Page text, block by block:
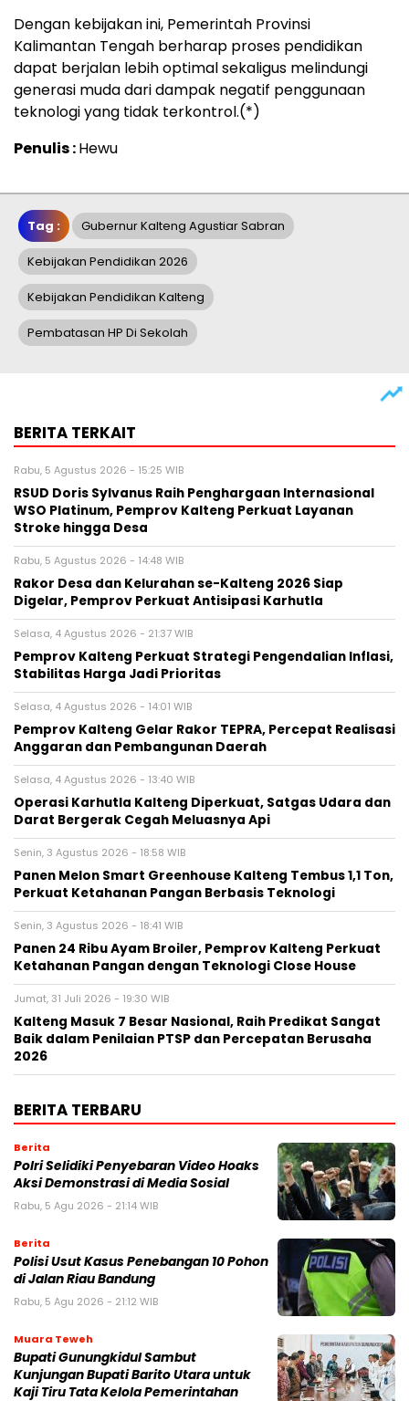
Dengan kebijakan ini, Pemerintah Provinsi
Kalimantan Tengah berharap proses pendidikan
dapat berjalan lebih optimal sekaligus melindungi
generasi muda dari dampak negatif penggunaan
teknologi yang tidak terkontrol.(*)
Penulis :Hewu
Tag : Gubernur Kalteng Agustiar Sabran
Kebijakan Pendidikan 2026
Kebijakan Pendidikan Kalteng
Pembatasan HP Di Sekolah
BERITA TERKAIT
Rabu, 5 Agustus 2026 - 15:25 WIB
RSUD Doris Sylvanus Raih Penghargaan Internasional
WSO Platinum, Pemprov Kalteng Perkuat Layanan
Stroke hingga Desa
Rabu, 5 Agustus 2026 - 14:48 WIB
Rakor Desa dan Kelurahan se-Kalteng 2026 Siap
Digelar, Pemprov Perkuat Antisipasi Karhutla
Selasa, 4 Agustus 2026 - 21:37 WIB
Pemprov Kalteng Perkuat Strategi Pengendalian Inflasi,
Stabilitas Harga Jadi Prioritas
Selasa, 4 Agustus 2026 - 14:01 WIB
Pemprov Kalteng Gelar Rakor TEPRA, Percepat Realisasi
Anggaran dan Pembangunan Daerah
Selasa, 4 Agustus 2026 - 13:40 WIB
Operasi Karhutla Kalteng Diperkuat, Satgas Udara dan
Darat Bergerak Cegah Meluasnya Api
Senin, 3 Agustus 2026 - 18:58 WIB
Panen Melon Smart Greenhouse Kalteng Tembus 1,1 Ton,
Perkuat Ketahanan Pangan Berbasis Teknologi
Senin, 3 Agustus 2026 - 18:41 WIB
Panen 24 Ribu Ayam Broiler, Pemprov Kalteng Perkuat
Ketahanan Pangan dengan Teknologi Close House
Jumat, 31 Juli 2026 - 19:30 WIB
Kalteng Masuk 7 Besar Nasional, Raih Predikat Sangat
Baik dalam Penilaian PTSP dan Percepatan Berusaha
2026
BERITA TERBARU
Berita
Polri Selidiki Penyebaran Video Hoaks
Aksi Demonstrasi di Media Sosial
Rabu, 5 Agu 2026 - 21:14 WIB
Berita
Polisi Usut Kasus Penebangan 10 Pohon
di Jalan Riau Bandung
Rabu, 5 Agu 2026 - 21:12 WIB
Muara Teweh
Bupati Gunungkidul Sambut
Kunjungan Bupati Barito Utara untuk
Kaji Tiru Tata Kelola Pemerintahan